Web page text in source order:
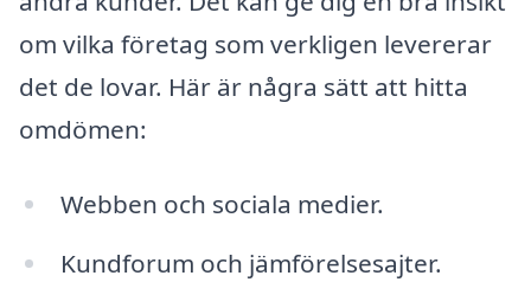
om vilka företag som verkligen levererar
det de lovar. Här är några sätt att hitta
omdömen:
Webben och sociala medier.
Kundforum och jämförelsesajter.